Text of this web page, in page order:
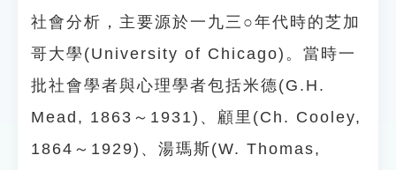
社會分析，主要源於一九三○年代時的芝加
哥大學(University of Chicago)。當時一
批社會學者與心理學者包括米德(G.H.
Mead, 1863～1931)、顧里(Ch. Cooley,
1864～1929)、湯瑪斯(W. Thomas,